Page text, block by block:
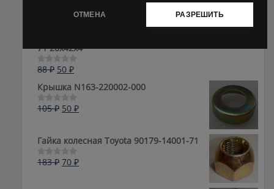
ОТМЕНА РАЗРЕШИТЬ
71 20x42x4
Оценка
из
88₽ Первоначальная
цена
составляла
88 ₽.
50 ₽Текущая
цена:
50 ₽.
Крышка N163-220002-000
Оценка
5
105₽ Первоначальная
105 ₽.
50 ₽Текущая
Гайка колесная Toyota 90179-14001-71
Оценка
183₽ Первоначальная
70 ₽Текущая